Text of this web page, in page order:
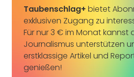
Taubenschlag+ bietet
exklusiven Zugang zu
Für nur 3 € im Monat
Journalismus unterstützen
erstklassige Artikel und
genießen!